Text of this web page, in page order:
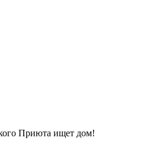
Приюта ищет дом!